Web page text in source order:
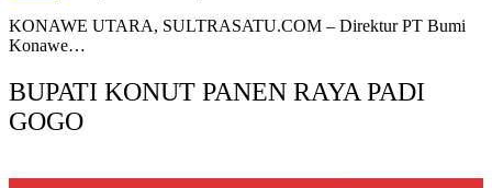
KONAWE UTARA, SULTRASATU.COM – Direktur PT Bumi
Konawe…
BUPATI KONUT PANEN RAYA PADI
GOGO